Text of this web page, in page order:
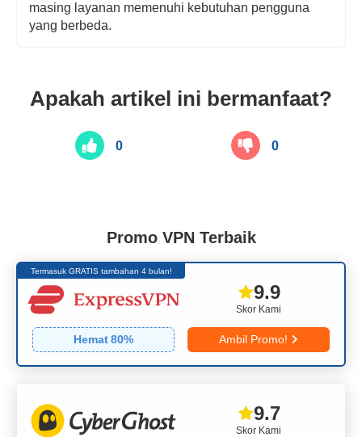
masing layanan memenuhi kebutuhan pengguna
yang berbeda.
Apakah artikel ini bermanfaat?
0 0
Promo VPN Terbaik
Termasuk GRATIS tambahan 4 bulan!
Skor Kami
9.9
Hemat80% Ambil Promo!
Skor Kami
9.7